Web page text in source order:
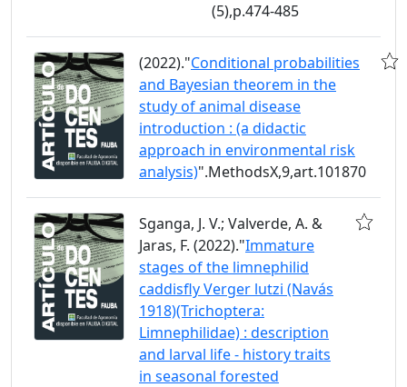
(5),p.474-485
(2022)."Conditional probabilities
and Bayesian theorem in the
study of animal disease
introduction : (a didactic
approach in environmental risk
analysis)".MethodsX,9,art.101870
Sganga, J. V.; Valverde, A. &
Jaras, F. (2022)."Immature
stages of the limnephilid
caddisfly Verger lutzi (Navás
1918)(Trichoptera:
Limnephilidae) : description
and larval life - history traits
in seasonal forested